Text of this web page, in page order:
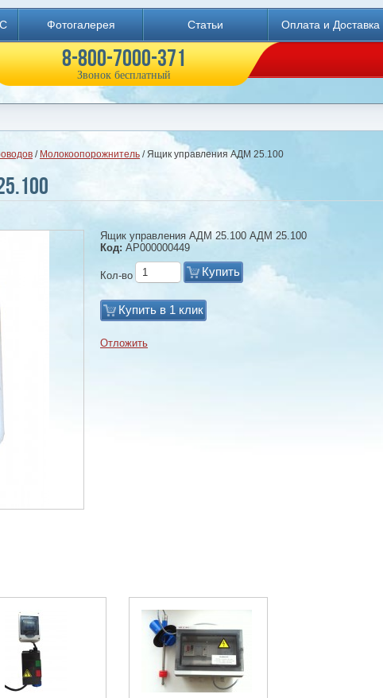
Фотогалерея Статьи Оплата и Доставка
8-800-7000-371
Звонок бесплатный
/ Молокоопорожнитель / Ящик управления АДМ 25.100
Ящик управления АДМ 25.100 АДМ 25.100
Код: АР000000449
Кол-во Купить
Купить в 1 клик
Отложить